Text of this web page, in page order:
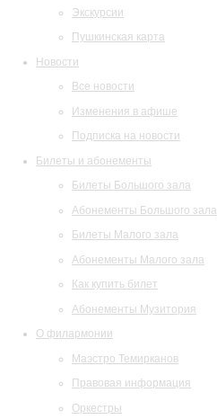
Экскурсии
Пушкинская карта
Новости
Все новости
Изменения в афише
Подписка на новости
Билеты и абонементы
Билеты Большого зала
Абонементы Большого зала
Билеты Малого зала
Абонементы Малого зала
Как купить билет
Абонементы Музитория
О филармонии
Маэстро Темирканов
Правовая информация
Оркестры